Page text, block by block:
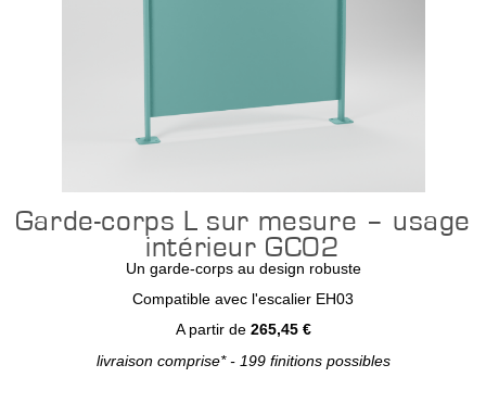
Garde-corps L sur mesure – usage
intérieur GC02
Un garde-corps au design robuste
Compatible avec l'escalier EH03
A partir de 265,45 €
livraison comprise* - 199 finitions possibles